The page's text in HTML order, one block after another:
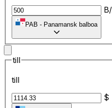
PAB - Panamansk balboa
till
till
$